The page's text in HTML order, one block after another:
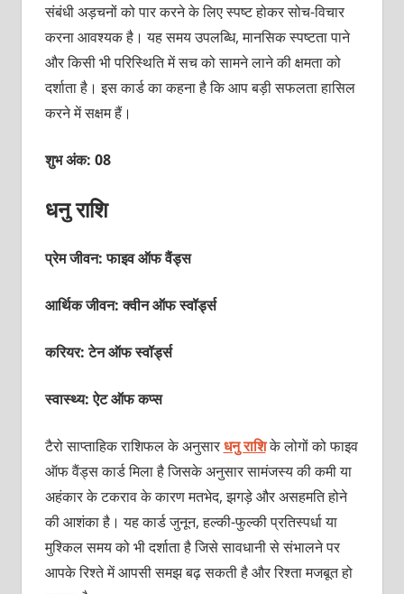
संबंधी अड़चनों को पार करने के लिए स्‍पष्‍ट होकर सोच-विचार
करना आवश्‍यक है। यह समय उपलब्धि, मानसिक स्‍पष्‍टता पाने
और किसी भी परिस्थिति में सच को सामने लाने की क्षमता को
दर्शाता है। इस कार्ड का कहना है कि आप बड़ी सफलता हासिल
करने में सक्षम हैं।
शुभ अंक: 08
धनु राशि
प्रेम जीवन: फाइव ऑफ वैंड्स
आर्थिक जीवन: क्‍वीन ऑफ स्‍वॉर्ड्स
करियर: टेन ऑफ स्‍वॉर्ड्स
स्वास्थ्य: ऐट ऑफ कप्‍स
टैरो साप्‍ताहिक राशिफल के अनुसारधनु राशिके लोगों को फाइव
ऑफ वैंड्स कार्ड मिला है जिसके अनुसार सामंजस्‍य की कमी या
अहंकार के टकराव के कारण मतभेद, झगड़े और असहमति होने
की आशंका है। यह कार्ड जुनून, हल्‍की-फुल्‍की प्रतिस्‍पर्धा या
मुश्किल समय को भी दर्शाता है जिसे सावधानी से संभालने पर
आपके रिश्‍ते में आपसी समझ बढ़ सकती है और रिश्‍ता मजबूत हो